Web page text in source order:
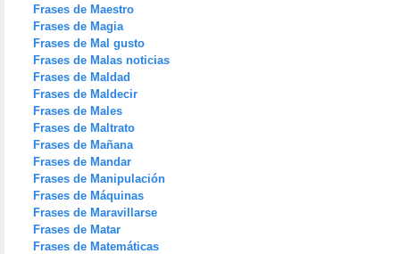
Frases de Maestro
Frases de Magia
Frases de Mal gusto
Frases de Malas noticias
Frases de Maldad
Frases de Maldecir
Frases de Males
Frases de Maltrato
Frases de Mañana
Frases de Mandar
Frases de Manipulación
Frases de Máquinas
Frases de Maravillarse
Frases de Matar
Frases de Matemáticas